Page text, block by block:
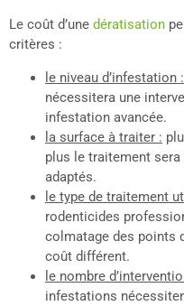
Le coût d’une dératisation
critères :
le niveau d’infestation :
nécessitera une
infestation avancée.
la surface à traiter :
plus le traitement
adaptés.
le type de traitement
rodenticides
colmatage des points
coût différent.
le nombre
infestations